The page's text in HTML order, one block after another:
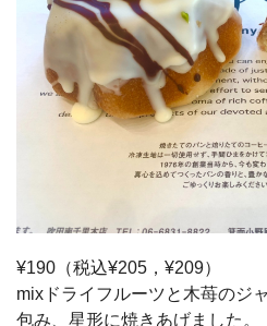
¥190（税込¥205，¥209）
mixドライフルーツと木苺のジ
包み、星形に焼きあげました。